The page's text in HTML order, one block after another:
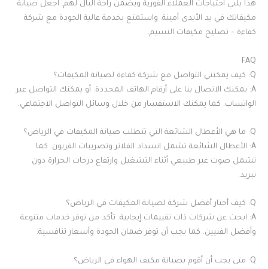
هذا يلبي احتياجات العملاء الفورية ويضمن راحة البال لهم. اجعل صيانة
مكيفاتك في يد الأيدى أمينة. واستمتع بخدمة عالية الجودة مع شركة
كفاءة – تصليح مكيفات النسيم.
FAQ
Q: كيف يمكنني التواصل مع شركة كفاءة لصيانة المكيفات؟
A: يمكنك الاتصال بنا على أرقام الهاتف المحددة. أو يمكنك التواصل عبر
الواتساب. كما يمكنك الاستفسار من خلال وسائل التواصل الاجتماعي.
Q: ما هي الأعطال الشائعة التي تتطلب صيانة المكيفات في الرياض؟
A: الأعطال الشائعة تشمل انسداد الفلاتر وتصريبات الفريون. كما
تشمل صوت غير طبيعي أثناء التشغيل وارتفاع درجات الحرارة دون
تبريد.
Q: كيف أختار أفضل شركة لصيانة المكيفات في الرياض؟
A: ابحث عن شركات ذات تقييمات إيجابية. تأكد من توفر خدمات متنوعة
وأفضل الفنيين. كما يجب أن توفر ضمان الجودة وأسعار تنافسية.
Q: متى يجب أن أقوم بصيانة مكيف الهواء في الرياض؟